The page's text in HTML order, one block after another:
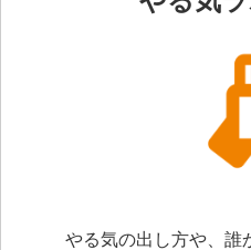
やる気の出し方や、誰